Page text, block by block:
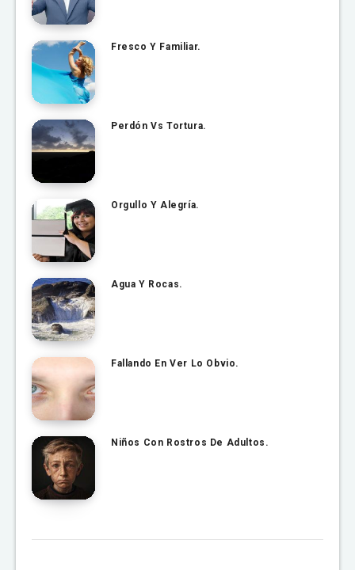
Fresco Y Familiar.
Perdón Vs Tortura.
Orgullo Y Alegría.
Agua Y Rocas.
Fallando En Ver Lo Obvio.
Niños Con Rostros De Adultos.